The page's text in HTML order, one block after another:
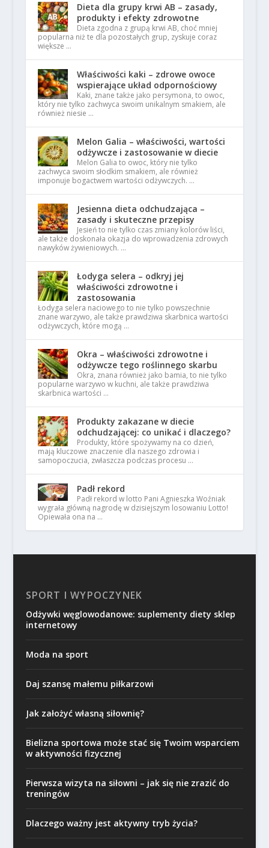
Dieta dla grupy krwi AB – zasady,
produkty i efekty zdrowotne
Dieta zgodna z grupą krwi AB, choć mniej
popularna niż te dla pozostałych grup, zyskuje coraz
większe …
Właściwości kaki – zdrowe owoce
wspierające układ odpornościowy
Kaki, znane także jako persymona, to owoc,
który nie tylko zachwyca swoim unikalnym smakiem, ale
również niesie …
Melon Galia – właściwości, wartości
odżywcze i zastosowanie w diecie
Melon Galia to owoc, który nie tylko
zachwyca swoim słodkim smakiem, ale również
imponuje bogactwem wartości odżywczych. …
Jesienna dieta odchudzająca –
zasady i skuteczne przepisy
Jesień to nie tylko czas zmiany kolorów liści,
ale także doskonała okazja do wprowadzenia zdrowych
nawyków żywieniowych. …
Łodyga selera – odkryj jej
właściwości zdrowotne i
zastosowania
Łodyga selera naciowego to nie tylko powszechnie
znane warzywo, ale także prawdziwa skarbnica wartości
odżywczych, które mogą …
Okra – właściwości zdrowotne i
odżywcze tego roślinnego skarbu
Okra, znana również jako bamia, to nie tylko
popularne warzywo w kuchni, ale także prawdziwa
skarbnica wartości …
Produkty zakazane w diecie
odchudzającej: co unikać i dlaczego?
Produkty, które spożywamy na co dzień,
mają kluczowe znaczenie dla naszego zdrowia i
samopoczucia, zwłaszcza podczas procesu …
Padł rekord
Padł rekord w lotto Pani Agnieszka Woźniak
wygrała główną nagrodę w dzisiejszym losowaniu Lotto!
Opiewała ona na …
SPORT I WYPOCZYNEK
Odżywki węglowodanowe: suplementy diety sklep
internetowy
Moda na sport
Daj szansę małemu piłkarzowi
Jak założyć własną siłownię?
Bielizna sportowa może stać się Twoim wsparciem
w aktywności fizycznej
Pierwsza wizyta na siłowni – jak się nie zrazić do
treningów
Dlaczego ważny jest aktywny tryb życia?